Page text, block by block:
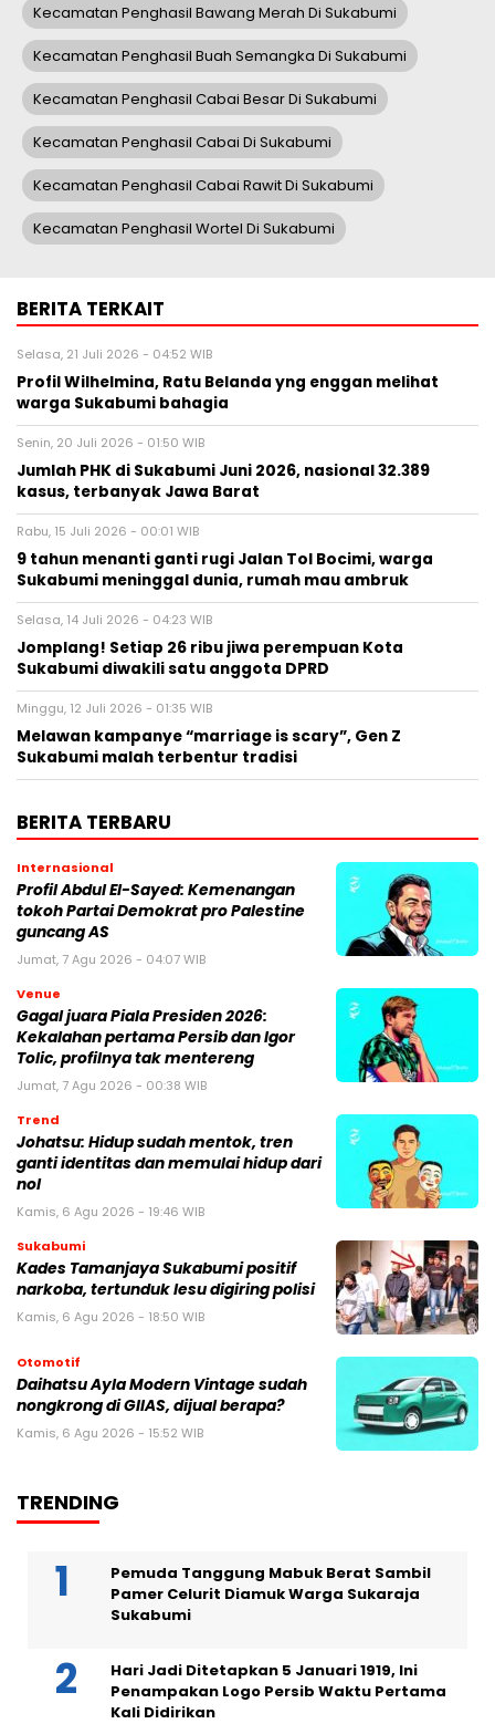
Kecamatan Penghasil Bawang Merah Di Sukabumi
Kecamatan Penghasil Buah Semangka Di Sukabumi
Kecamatan Penghasil Cabai Besar Di Sukabumi
Kecamatan Penghasil Cabai Di Sukabumi
Kecamatan Penghasil Cabai Rawit Di Sukabumi
Kecamatan Penghasil Wortel Di Sukabumi
BERITA TERKAIT
Selasa, 21 Juli 2026 - 04:52 WIB
Profil Wilhelmina, Ratu Belanda yng enggan melihat
warga Sukabumi bahagia
Senin, 20 Juli 2026 - 01:50 WIB
Jumlah PHK di Sukabumi Juni 2026, nasional 32.389
kasus, terbanyak Jawa Barat
Rabu, 15 Juli 2026 - 00:01 WIB
9 tahun menanti ganti rugi Jalan Tol Bocimi, warga
Sukabumi meninggal dunia, rumah mau ambruk
Selasa, 14 Juli 2026 - 04:23 WIB
Jomplang! Setiap 26 ribu jiwa perempuan Kota
Sukabumi diwakili satu anggota DPRD
Minggu, 12 Juli 2026 - 01:35 WIB
Melawan kampanye “marriage is scary”, Gen Z
Sukabumi malah terbentur tradisi
BERITA TERBARU
Internasional
Profil Abdul El-Sayed: Kemenangan
tokoh Partai Demokrat pro Palestine
guncang AS
Jumat, 7 Agu 2026 - 04:07 WIB
Venue
Gagal juara Piala Presiden 2026:
Kekalahan pertama Persib dan Igor
Tolic, profilnya tak mentereng
Jumat, 7 Agu 2026 - 00:38 WIB
Trend
Johatsu: Hidup sudah mentok, tren
ganti identitas dan memulai hidup dari
nol
Kamis, 6 Agu 2026 - 19:46 WIB
Sukabumi
Kades Tamanjaya Sukabumi positif
narkoba, tertunduk lesu digiring polisi
Kamis, 6 Agu 2026 - 18:50 WIB
Otomotif
Daihatsu Ayla Modern Vintage sudah
nongkrong di GIIAS, dijual berapa?
Kamis, 6 Agu 2026 - 15:52 WIB
TRENDING
Pemuda Tanggung Mabuk Berat Sambil
Pamer Celurit Diamuk Warga Sukaraja
Sukabumi
Hari Jadi Ditetapkan 5 Januari 1919, Ini
Penampakan Logo Persib Waktu Pertama
Kali Didirikan